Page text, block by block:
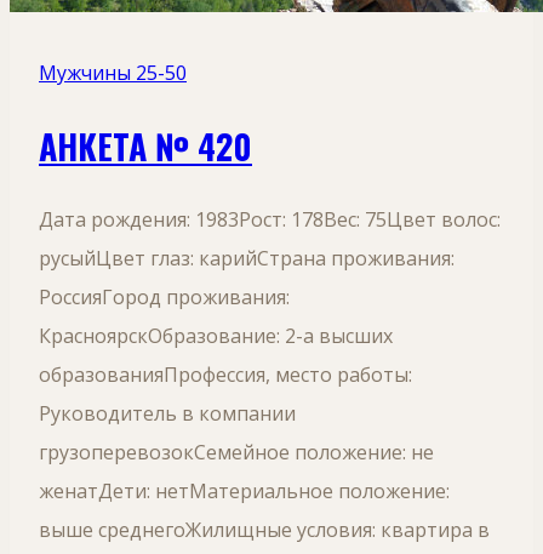
Мужчины 25-50
АНКЕТА № 420
Дата рождения: 1983Рост: 178Вес: 75Цвет волос:
русыйЦвет глаз: карийСтрана проживания:
РоссияГород проживания:
КрасноярскОбразование: 2-а высших
образованияПрофессия, место работы:
Руководитель в компании
грузоперевозокСемейное положение: не
женатДети: нетМатериальное положение:
выше среднегоЖилищные условия: квартира в